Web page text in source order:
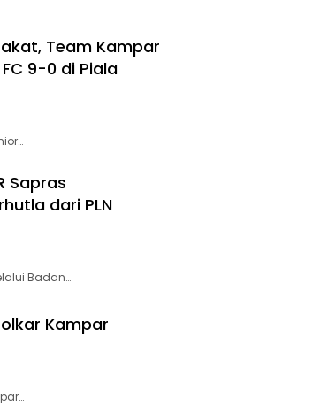
Team Kampar
9-0 di Piala
Sapras
dari PLN
Badan…
Kampar